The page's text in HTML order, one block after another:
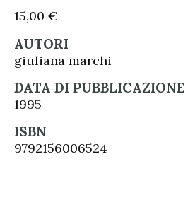
15,00 €
AUTORI
giuliana marchi
DATA DI PUBBLICAZIONE
1995
ISBN
9792156006524